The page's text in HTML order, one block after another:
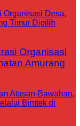
Organisasi
Amurang